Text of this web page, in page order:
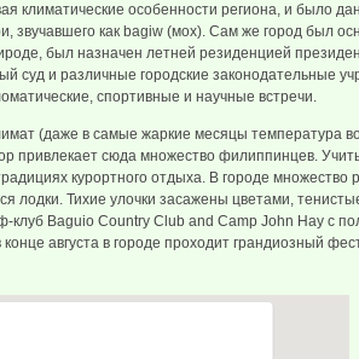
климатические особенности региона, и было
звучавшего как bagiw (мох). Сам же город был
был назначен летней резиденцией
суд и различные городские законодательные
спортивные и научные встречи.
(даже в самые жаркие месяцы температура
привлекает сюда множество филиппинцев.
курортного отдыха. В городе множество
лодки. Тихие улочки засажены цветами,
клуб Baguio Country Club and Camp John Hay с
августа в городе проходит грандиозный